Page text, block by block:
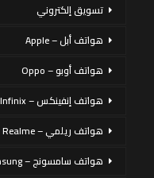
تسويق إلكتروني
هواتف أبل – Apple
هواتف أوبو – Oppo
هواتف إنفينكس – Infinix
هواتف ريلمي – Realme
هواتف سامسونج – Samsung